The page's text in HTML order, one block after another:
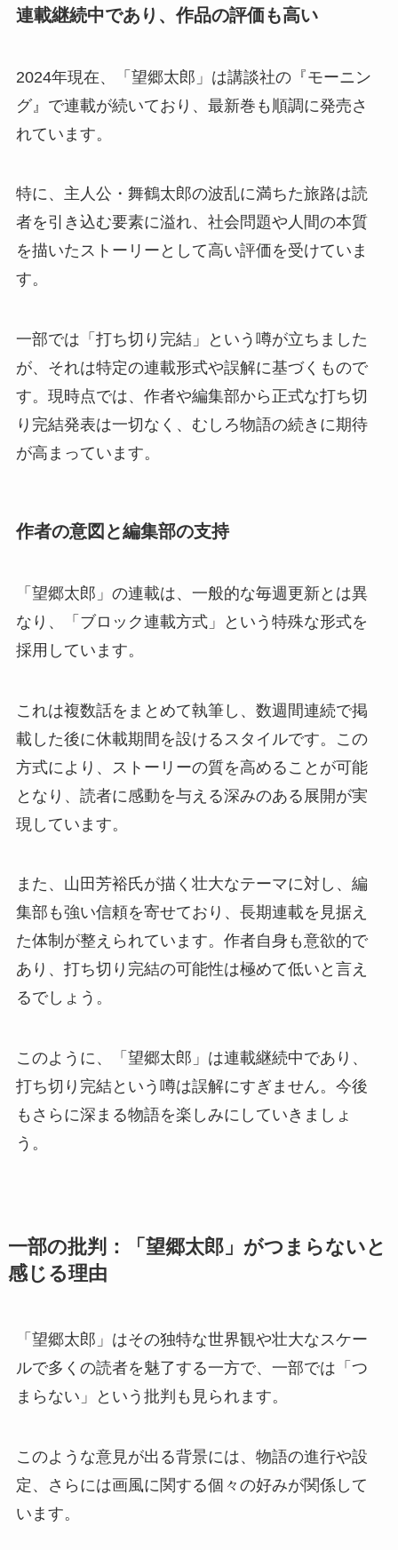
連載継続中であり、作品の評価も高い
2024年現在、「望郷太郎」は講談社の『モーニン
グ』で連載が続いており、最新巻も順調に発売さ
れています。
特に、主人公・舞鶴太郎の波乱に満ちた旅路は読
者を引き込む要素に溢れ、社会問題や人間の本質
を描いたストーリーとして高い評価を受けていま
す。
一部では「打ち切り完結」という噂が立ちました
が、それは特定の連載形式や誤解に基づくもので
す。現時点では、作者や編集部から正式な打ち切
り完結発表は一切なく、むしろ物語の続きに期待
が高まっています。
作者の意図と編集部の支持
「望郷太郎」の連載は、一般的な毎週更新とは異
なり、「ブロック連載方式」という特殊な形式を
採用しています。
これは複数話をまとめて執筆し、数週間連続で掲
載した後に休載期間を設けるスタイルです。この
方式により、ストーリーの質を高めることが可能
となり、読者に感動を与える深みのある展開が実
現しています。
また、山田芳裕氏が描く壮大なテーマに対し、編
集部も強い信頼を寄せており、長期連載を見据え
た体制が整えられています。作者自身も意欲的で
あり、打ち切り完結の可能性は極めて低いと言え
るでしょう。
このように、「望郷太郎」は連載継続中であり、
打ち切り完結という噂は誤解にすぎません。今後
もさらに深まる物語を楽しみにしていきましょ
う。
一部の批判：「望郷太郎」がつまらないと
感じる理由
「望郷太郎」はその独特な世界観や壮大なスケー
ルで多くの読者を魅了する一方で、一部では「つ
まらない」という批判も見られます。
このような意見が出る背景には、物語の進行や設
定、さらには画風に関する個々の好みが関係して
います。